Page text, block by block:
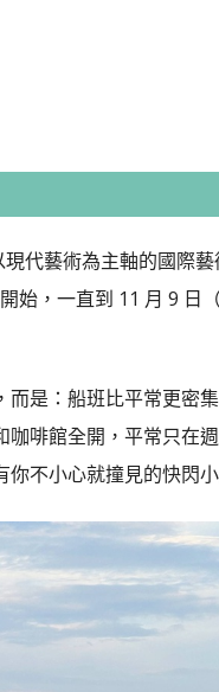
代藝術為主軸的國際
始，一直到 11 月 9 日
是：船班比平常更密
啡館全開，平常只在
不小心就撞見的快閃小